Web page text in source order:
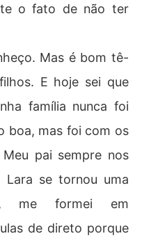
o fato de não ter
Mas é bom tê-
E hoje sei que
família nunca foi
boa, mas foi com os
pai sempre nos
Lara se tornou uma
me formei em
de direto porque